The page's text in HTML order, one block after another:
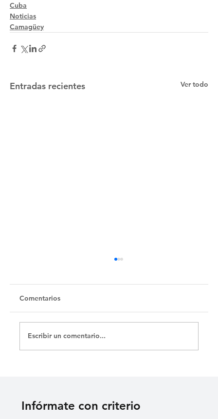
Cuba
Noticias
Camagüey
Entradas recientes Ver todo
Untitled
Comentarios
Escribir un comentario...
Infórmate con criterio